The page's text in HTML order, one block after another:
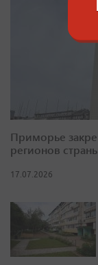
Приморье
регионов
17.07.2026